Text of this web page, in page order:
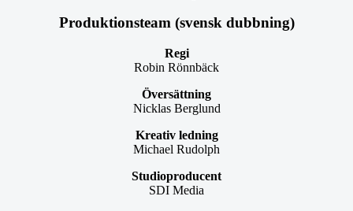
Produktionsteam (svensk dubbning)
Regi
Robin Rönnbäck
Översättning
Nicklas Berglund
Kreativ ledning
Michael Rudolph
Studioproducent
SDI Media